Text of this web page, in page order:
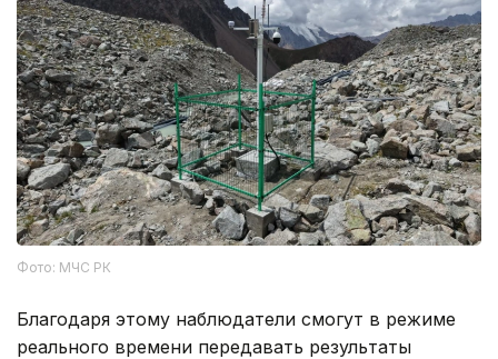
Фото: МЧС РК
Благодаря этому наблюдатели смогут в режиме
реального времени передавать результаты